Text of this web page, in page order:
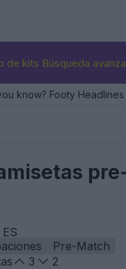
de kits Búsqueda
know? Footy
Pre-Match
3
2